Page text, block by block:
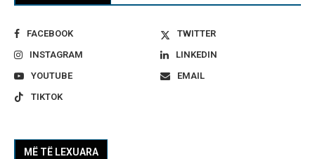
FACEBOOK
TWITTER
INSTAGRAM
LINKEDIN
YOUTUBE
EMAIL
TIKTOK
MË TË LEXUARA